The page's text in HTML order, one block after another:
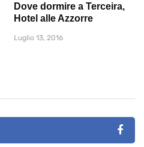
Dove dormire a Terceira,
Hotel alle Azzorre
Luglio 13, 2016